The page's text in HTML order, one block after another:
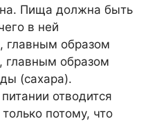
Пища должна быть
в ней
главным образом
главным образом
(сахара).
отводится
потому, что